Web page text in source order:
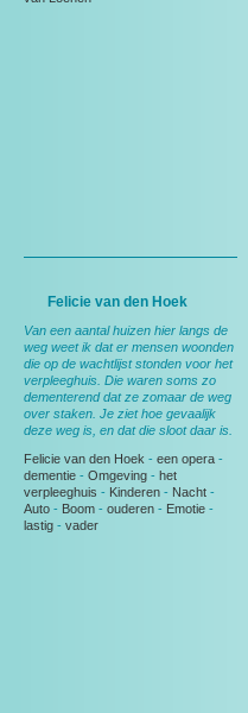
Felicie van den Hoek
Van een aantal huizen hier langs de
weg weet ik dat er mensen woonden
die op de wachtlijst stonden voor het
verpleeghuis. Die waren soms zo
dementerend dat ze zomaar de weg
over staken. Je ziet hoe gevaalijk
deze weg is, en dat die sloot daar is.
Felicie van den Hoek - een opera -
dementie - Omgeving - het
verpleeghuis - Kinderen - Nacht -
Auto - Boom - ouderen - Emotie -
lastig - vader